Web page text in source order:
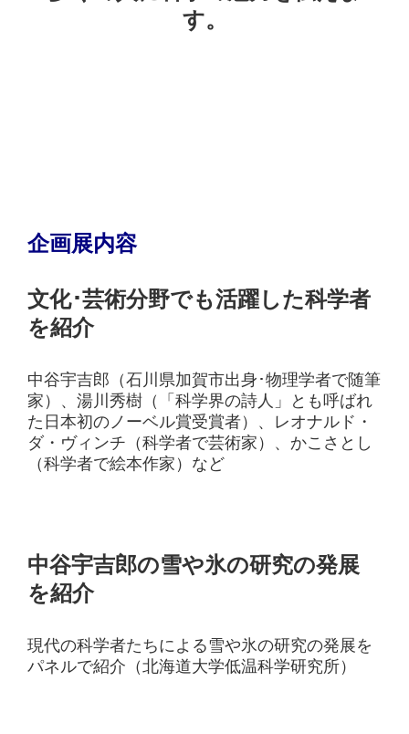
す。
企画展内容
文化･芸術分野でも活躍した科学者
を紹介
中谷宇吉郎（石川県加賀市出身･物理学者で随筆
家）、湯川秀樹（「科学界の詩人」とも呼ばれ
た日本初のノーベル賞受賞者）、レオナルド・
ダ・ヴィンチ（科学者で芸術家）、かこさとし
（科学者で絵本作家）など
中谷宇吉郎の雪や氷の研究の発展
を紹介
現代の科学者たちによる雪や氷の研究の発展を
パネルで紹介（北海道大学低温科学研究所）